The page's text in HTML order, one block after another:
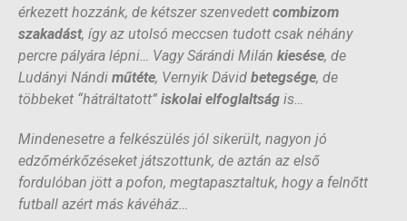
érkezett hozzánk, de kétszer szenvedett combizom
szakadást, így az utolsó meccsen tudott csak néhány
percre pályára lépni… Vagy Sárándi Milán kiesése, de
Ludányi Nándi műtéte, Vernyik Dávid betegsége, de
többeket “hátráltatott” iskolai elfoglaltság is…
Mindenesetre a felkészülés jól sikerült, nagyon jó
edzőmérkőzéseket játszottunk, de aztán az első
fordulóban jött a pofon, megtapasztaltuk, hogy a felnőtt
futball azért más kávéház…